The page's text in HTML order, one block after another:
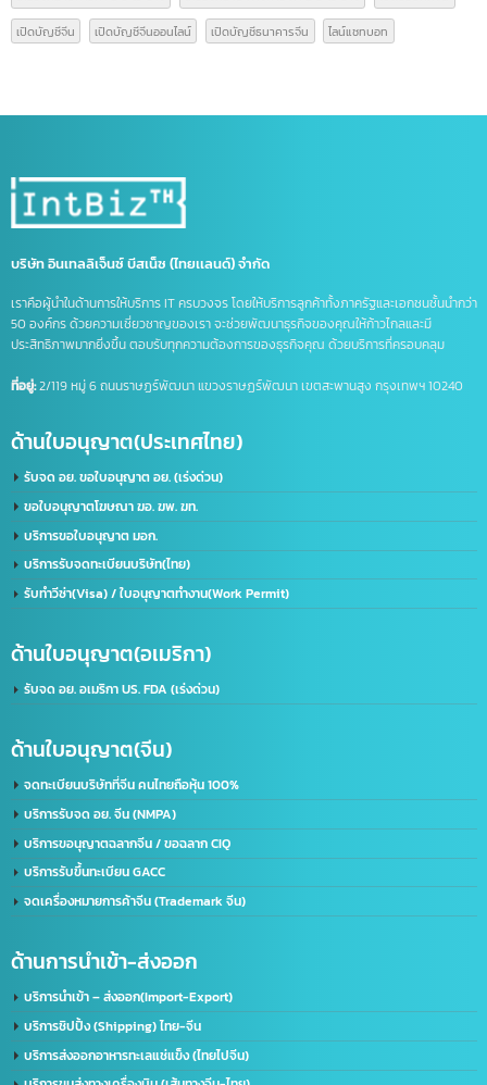
คนไทยเปิดบริษัทที่จีน
คำศัพท์โลจิสติกส์ คำศัพท์โลจิสติกส์น่ารู้ จดทะเบียนบริษัท
รับจด อย. จีน
รับทำ LINE OA
ส่งออกสินค้าไปจีน หนังสือรับรองถิ่นกำเนิดสินค้า
บริษัท อินเทลลิเจ็นซ์ บีสเน็ซ (ไทยเเลนด์) จำกัด
เราคือผู้นำในด้านการให้บริการ IT ครบวงจร โดยให้บริการลูกค้าทั้งภาครัฐและเอกชนชั้นนำ
50 องค์กร ด้วยความเชี่ยวชาญของเรา จะช่วยพัฒนาธุรกิจของคุณให้ก้าวไกลและมี
ประสิทธิภาพมากยิ่งขึ้น ตอบรับทุกความต้องการของธุรกิจคุณ ด้วยบริการที่ครอบคลุม
ที่อยู่:2/119 หมู่ 6 ถนนราษฏร์พัฒนา แขวงราษฏร์พัฒนา เขตสะพานสูง กรุงเทพฯ 10240
รับจด อย. ขอใบอนุญาต อย. (เร่งด่วน)
ขอใบอนุญาตโฆษณา ฆอ. ฆพ. ฆท.
บริการขอใบอนุญาต มอก.
บริการรับจดทะเบียนบริษัท(ไทย)
รับทำวีซ่า(Visa) / ใบอนุญาตทำงาน(Work Permit)
ด้านใบอนุญาต(จีน)
จดทะเบียนบริษัทที่จีน คนไทยถือหุ้น 100%